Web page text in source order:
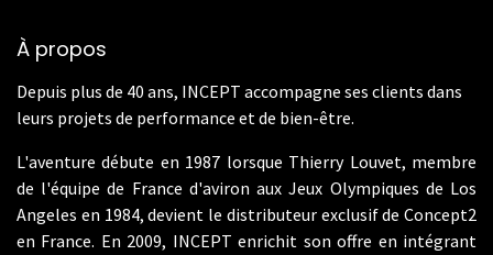
À propos
Depuis plus de 40 ans, INCEPT accompagne ses clients dans
leurs projets de performance et de bien-être.
L'aventure débute en 1987 lorsque Thierry Louvet, membre
de l'équipe de France d'aviron aux Jeux Olympiques de Los
Angeles en 1984, devient le distributeur exclusif de Concept2
en France. En 2009, INCEPT enrichit son offre en intégrant